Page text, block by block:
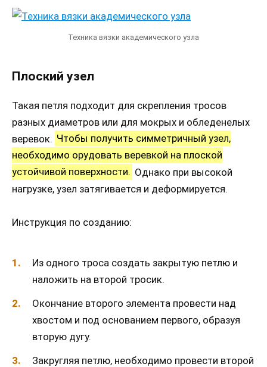
Техника вязки академического узла
Плоский узел
Такая петля подходит для скрепления тросов
разных диаметров или для мокрых и обледенелых
веревок. Чтобы получить симметричный узел,
необходимо орудовать веревкой на плоской
устойчивой поверхности. Однако при высокой
нагрузке, узел затягивается и деформируется.
Инструкция по созданию:
Из одного троса создать закрытую петлю и
наложить на второй тросик.
Окончание второго элемента провести над
хвостом и под основанием первого, образуя
вторую дугу.
Закругляя петлю, необходимо провести второй